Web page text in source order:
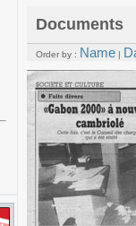
Documents
Order by : Name |